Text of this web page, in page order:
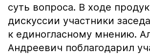
суть вопроса. В ходе
дискуссии участники
к единогласному мнению.
Андреевич поблагодарил